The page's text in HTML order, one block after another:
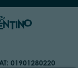
01901280220